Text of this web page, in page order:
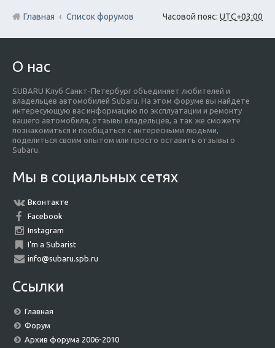
Часовой пояс: UTC+03:00
Главная Список форумов
О нас
SUBARU Клуб Санкт-Петербург объединяет любителей и
владельцев автомобилей Subaru. На этом форуме вы найдете
интересующую вас информацию по эксплуатации и ремонту
вашего автомобиля, отзывы владельцев, а так же сможете
познакомиться и пообщаться с интересными людьми,
поделиться своим опытом или просто оставить отзывы о
Subaru.
Мы в социальных сетях
Вконтакте
Facebook
Instagram
I'm a Subarist
info@subaru.spb.ru
Ссылки
Главная
Форум
Архив форума 2006-2010